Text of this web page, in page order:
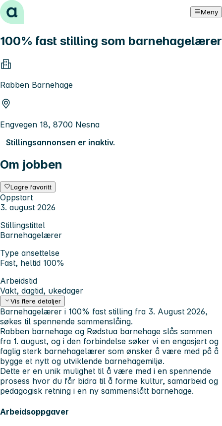
Hopp til innhold Meny
100% fast stilling som barnehagelærer
Rabben Barnehage
Engvegen 18, 8700 Nesna
Stillingsannonsen er inaktiv.
Om jobben
Lagre favoritt
Oppstart
3. august 2026
Stillingstittel
Barnehagelærer
Type ansettelse
Fast, heltid 100%
Arbeidstid
Vakt, dagtid, ukedager
Vis flere detaljer
Barnehagelærer i 100% fast stilling fra 3. August 2026,
søkes til spennende sammenslåing.
Rabben barnehage og Rødstua barnehage slås sammen
fra 1. august, og i den forbindelse søker vi en engasjert og
faglig sterk barnehagelærer som ønsker å være med på å
bygge et nytt og utviklende barnehagemiljø.
Dette er en unik mulighet til å være med i en spennende
prosess hvor du får bidra til å forme kultur, samarbeid og
pedagogisk retning i en ny sammenslått barnehage.
Arbeidsoppgaver